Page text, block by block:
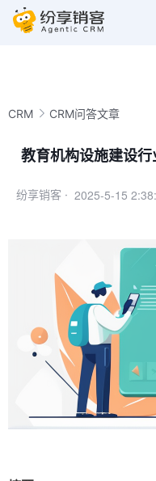
CRM CRM问答文章
教育机构设施建设
纷享销客 · 2025-5-15